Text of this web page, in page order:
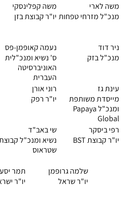
משה לארי
מנכ"ל מזרחי טפחות
משה קפלינסקי
יו"ר קבוצת בזן
ניר דוד
מנכ"ל בזק
נעמה קאופמן-פס
ס' נשיא ומנכ"לית
האוניברסיטה
העברית
עינת גז
מייסדת משותפת
ומנכ"ל Papaya
Global
רוני אורן
יו"ר רפק
רפי ביסקר
יו"ר קבוצת BST
שי באב"ד
נשיא ומנכ"ל
שטראוס
שלמה גרופמן
יו"ר שראל
תמר
יו"ר